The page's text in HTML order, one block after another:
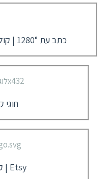
גלריה B.Y5 | כתב עת 1280°​ | קולות קוראים
חוגי
קדרות באטצי | Etsy